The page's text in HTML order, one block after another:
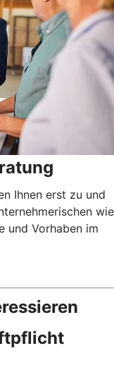
Ihnen erst zu und
wie
und Vorhaben im